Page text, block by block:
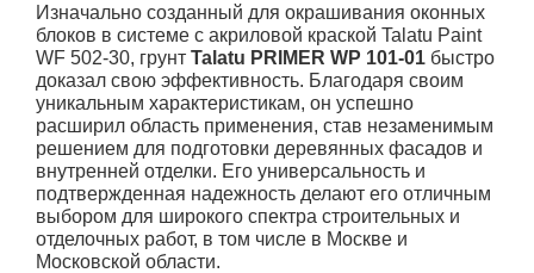
Изначально созданный для окрашивания оконных
блоков в системе с акриловой краской Talatu Paint
WF 502-30, грунт Talatu PRIMER WP 101-01 быстро
доказал свою эффективность. Благодаря своим
уникальным характеристикам, он успешно
расширил область применения, став незаменимым
решением для подготовки деревянных фасадов и
внутренней отделки. Его универсальность и
подтвержденная надежность делают его отличным
выбором для широкого спектра строительных и
отделочных работ, в том числе в Москве и
Московской области.